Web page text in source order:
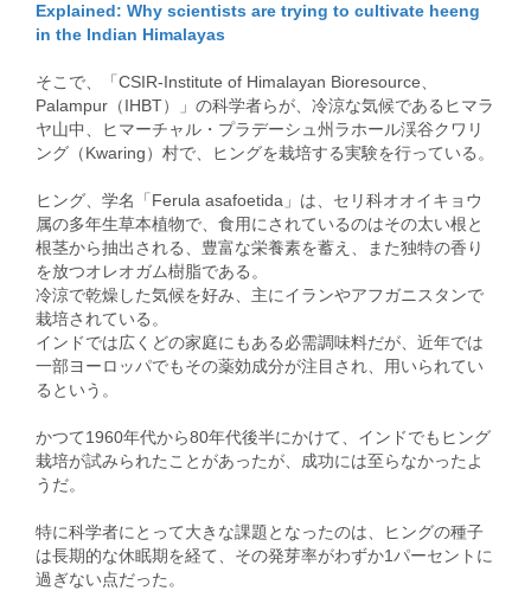
Explained: Why scientists are trying to cultivate heeng
in the Indian Himalayas
そこで、「CSIR-Institute of Himalayan Bioresource、
Palampur（IHBT）」の科学者らが、冷涼な気候であるヒマラ
ヤ山中、ヒマーチャル・プラデーシュ州ラホール渓谷クワリ
ング（Kwaring）村で、ヒングを栽培する実験を行っている。
ヒング、学名「Ferula asafoetida」は、セリ科オオイキョウ
属の多年生草本植物で、食用にされているのはその太い根と
根茎から抽出される、豊富な栄養素を蓄え、また独特の香り
を放つオレオガム樹脂である。
冷涼で乾燥した気候を好み、主にイランやアフガニスタンで
栽培されている。
インドでは広くどの家庭にもある必需調味料だが、近年では
一部ヨーロッパでもその薬効成分が注目され、用いられてい
るという。
かつて1960年代から80年代後半にかけて、インドでもヒング
栽培が試みられたことがあったが、成功には至らなかったよ
うだ。
特に科学者にとって大きな課題となったのは、ヒングの種子
は長期的な休眠期を経て、その発芽率がわずか1パーセントに
過ぎない点だった。